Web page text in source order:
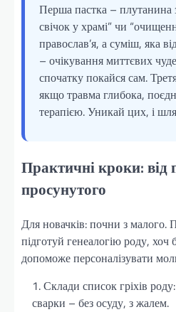
Перша пастка – плутанина
свічок у храмі” чи
православ’я, а суміш, яка
– очікування миттєвих
спочатку покайся сам.
якщо травма глибока,
терапією. Уникай цих, і
Практичні кроки: від
просунутого
Для новачків: почни з малого.
підготуй генеалогію роду,
допоможе персоналізувати
Склади список гріхів
сварки – без осуду, з жалем.